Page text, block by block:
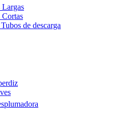
Largas
Cortas
de descarga